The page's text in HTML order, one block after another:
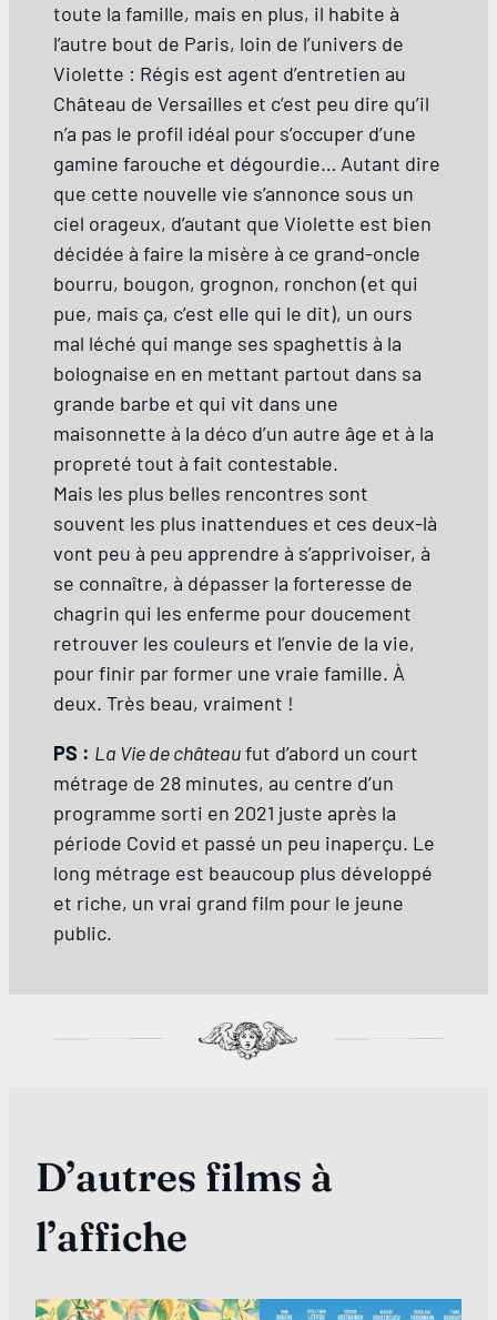
toute la famille, mais en plus, il habite à
l’autre bout de Paris, loin de l’univers de
Violette : Régis est agent d’entretien au
Château de Versailles et c’est peu dire qu’il
n’a pas le profil idéal pour s’occuper d’une
gamine farouche et dégourdie… Autant dire
que cette nouvelle vie s’annonce sous un
ciel orageux, d’autant que Violette est bien
décidée à faire la misère à ce grand-oncle
bourru, bougon, grognon, ronchon (et qui
pue, mais ça, c’est elle qui le dit), un ours
mal léché qui mange ses spaghettis à la
bolognaise en en mettant partout dans sa
grande barbe et qui vit dans une
maisonnette à la déco d’un autre âge et à la
propreté tout à fait contestable.
Mais les plus belles rencontres sont
souvent les plus inattendues et ces deux-là
vont peu à peu apprendre à s’apprivoiser, à
se connaître, à dépasser la forteresse de
chagrin qui les enferme pour doucement
retrouver les couleurs et l’envie de la vie,
pour finir par former une vraie famille. À
deux. Très beau, vraiment !
PS : La Vie de châteaufut d’abord un court
métrage de 28 minutes, au centre d’un
programme sorti en 2021 juste après la
période Covid et passé un peu inaperçu. Le
long métrage est beaucoup plus développé
et riche, un vrai grand film pour le jeune
public.
D’autres films à
l’affiche